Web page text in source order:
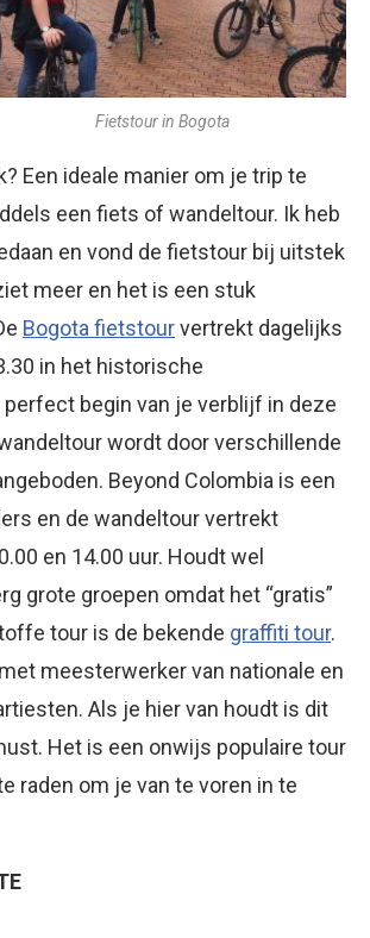
Fietstour in Bogota
Een ideale manier om je trip te
een fiets of wandeltour. Ik heb
en vond de fietstour bij uitstek
meer en het is een stuk
Bogota fietstourvertrekt dagelijks
in het historische
perfect begin van je verblijf in deze
wordt door verschillende
Beyond Colombia is een
en de wandeltour vertrekt
en 14.00 uur. Houdt wel
grote groepen omdat het “gratis”
tour is de bekende graffiti tour.
meesterwerker van nationale en
Als je hier van houdt is dit
Het is een onwijs populaire tour
raden om je van te voren in te